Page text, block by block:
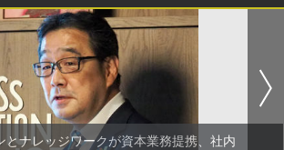
とナレッジワークが資本業務提携、社内